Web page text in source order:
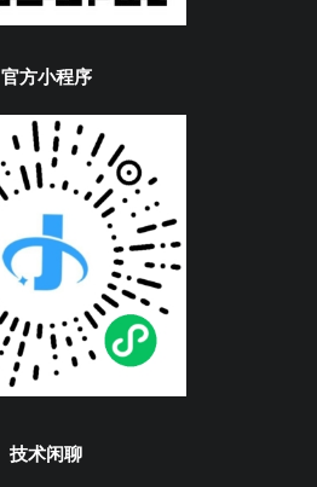
官方小程序
技术闲聊